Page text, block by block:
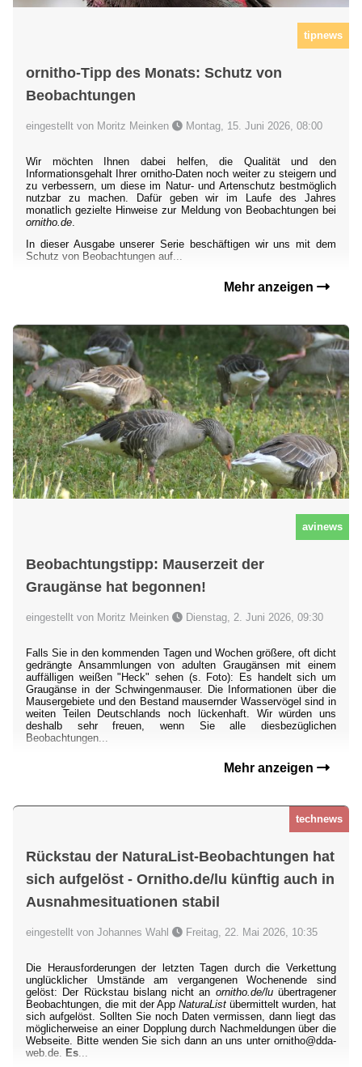
tipnews
ornitho-Tipp des Monats: Schutz von
Beobachtungen
eingestellt von Moritz Meinken Montag, 15. Juni 2026, 08:00
Wir möchten Ihnen dabei helfen, die Qualität und den
Informationsgehalt Ihrer ornitho-Daten noch weiter zu steigern und
zu verbessern, um diese im Natur- und Artenschutz bestmöglich
nutzbar zu machen. Dafür geben wir im Laufe des Jahres
monatlich gezielte Hinweise zur Meldung von Beobachtungen bei
ornitho.de
In dieser Ausgabe unserer Serie beschäftigen wir uns mit dem
Schutz von Beobachtungen auf...
Mehr anzeigen
avinews
Beobachtungstipp: Mauserzeit der
Graugänse hat begonnen!
eingestellt von Moritz Meinken Dienstag, 2. Juni 2026, 09:30
Falls Sie in den kommenden Tagen und Wochen größere, oft dicht
gedrängte Ansammlungen von adulten Graugänsen mit einem
auffälligen weißen "Heck" sehen (s. Foto): Es handelt sich um
Graugänse in der Schwingenmauser. Die Informationen über die
Mausergebiete und den Bestand mausernder Wasservögel sind in
weiten Teilen Deutschlands noch lückenhaft. Wir würden uns
deshalb sehr freuen, wenn Sie alle diesbezüglichen
Beobachtungen...
Mehr anzeigen
technews
Rückstau der NaturaList-Beobachtungen hat
sich aufgelöst - Ornitho.de/lu künftig auch in
Ausnahmesituationen stabil
eingestellt von Johannes Wahl Freitag, 22. Mai 2026, 10:35
Die Herausforderungen der letzten Tagen durch die Verkettung
unglücklicher Umstände am vergangenen Wochenende sind
gelöst: Der Rückstau bislang nicht an ornitho.de/luübertragener
Beobachtungen, die mit der App NaturaList übermittelt wurden, hat
sich aufgelöst. Sollten Sie noch Daten vermissen, dann liegt das
möglicherweise an einer Dopplung durch Nachmeldungen über die
Webseite. Bitte wenden Sie sich dann an uns unter ornitho@dda-
web.de. Es...